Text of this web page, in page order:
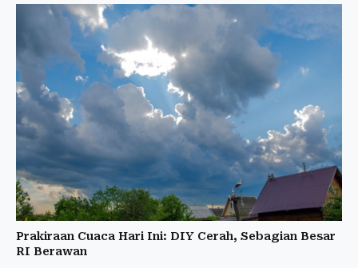
Prakiraan Cuaca Hari Ini: DIY Cerah, Sebagian Besar
RI Berawan